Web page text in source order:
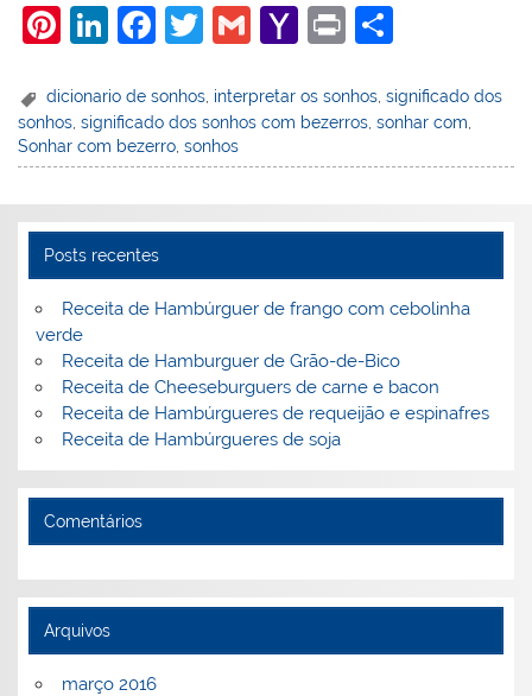
Pi
er
e
st
Li
k
e
dI
F
c
e
b
o
k
T
itt
er
G
ai
l
Y
h
o
o
l
Pr
t
ar
e
dicionario de sonhos, interpretar os sonhos,significado dos
sonhos ,significado dos sonhos com bezerros ,sonhar com
Sonhar com bezerro ,sonhos
Posts recentes
Receita de Hambúrguer de frango com cebolinha
verde
Receita de Hamburguer de Grão-de-Bico
Receita de Cheeseburguers de carne e bacon
Receita de Hambúrgueres de requeijão e espinafres
Receita de Hambúrgueres de soja
Comentários
Arquivos
março 2016